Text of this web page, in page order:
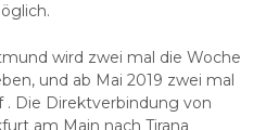
wird zwei mal die Woche
und ab Mai 2019 zwei mal
. Die Direktverbindung von
am Main nach Tirana